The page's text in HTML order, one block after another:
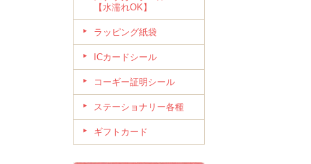
【水濡れOK】
ラッピング紙袋
ICカードシール
コーギー証明シール
ステーショナリー各種
ギフトカード